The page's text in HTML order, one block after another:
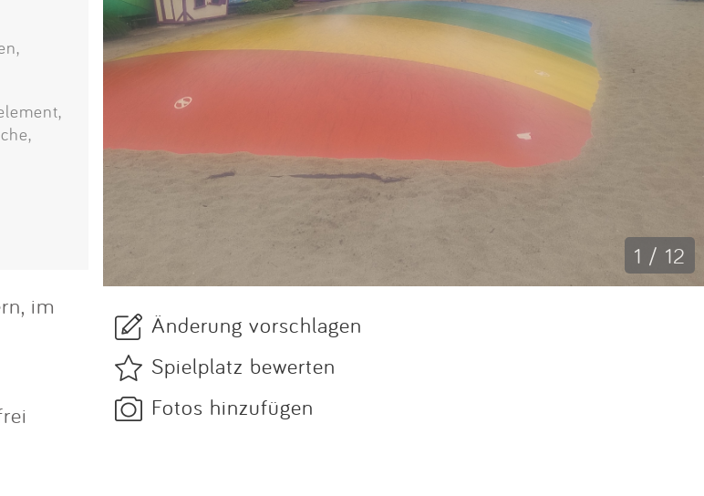
im
1 / 12
Änderung vorschlagen
Spielplatz bewerten
Fotos hinzufügen